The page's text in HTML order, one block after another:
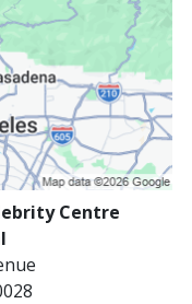
Centre